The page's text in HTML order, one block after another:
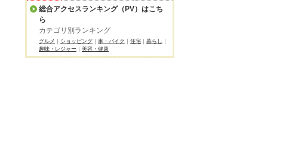
総合アクセスランキング（PV）はこち
ら
カテゴリ別ランキング
グルメ ショッピング 車・バイク 住宅 暮らし
趣味・レジャー
美容・健康